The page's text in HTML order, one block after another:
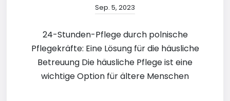
Sep. 5, 2023
24-Stunden-Pflege durch polnische
Pflegekräfte: Eine Lösung für die häusliche
Betreuung Die häusliche Pflege ist eine
wichtige Option für ältere Menschen